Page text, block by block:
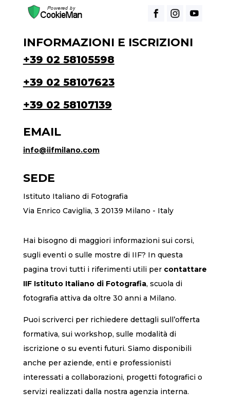
INFORMAZIONI E ISCRIZIONI
+39 02 58105598
+39 02 58107623
+39 02 58107139
EMAIL
info@iifmilano.com
SEDE
Istituto Italiano di Fotografia
Via Enrico Caviglia, 3 20139 Milano - Italy
Hai bisogno di maggiori informazioni sui corsi,
sugli eventi o sulle mostre di IIF? In questa
pagina trovi tutti i riferimenti utili per contattare
IIF Istituto Italiano di Fotografia, scuola di
fotografia attiva da oltre 30 anni a Milano.
Puoi scriverci per richiedere dettagli sull’offerta
formativa, sui workshop, sulle modalità di
iscrizione o su eventi futuri. Siamo disponibili
anche per aziende, enti e professionisti
interessati a collaborazioni, progetti fotografici o
servizi realizzati dalla nostra agenzia interna.